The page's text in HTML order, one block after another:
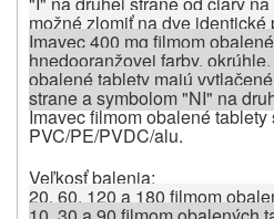
možné zlomiť na dve identické
Imavec 400 mg filmom
hnedooranžovej farby,
obalené tablety majú
strane a symbolom "NI" na
Imavec filmom obalené
PVC/PE/PVDC/alu.
Veľkosť balenia:
20, 60, 120 a 180 filmom